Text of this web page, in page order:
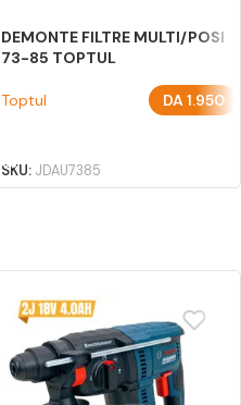
DEMONTE FILTRE MULTI/POSI
73-85 TOPTUL
Toptul DA1.950
SKU: JDAU7385